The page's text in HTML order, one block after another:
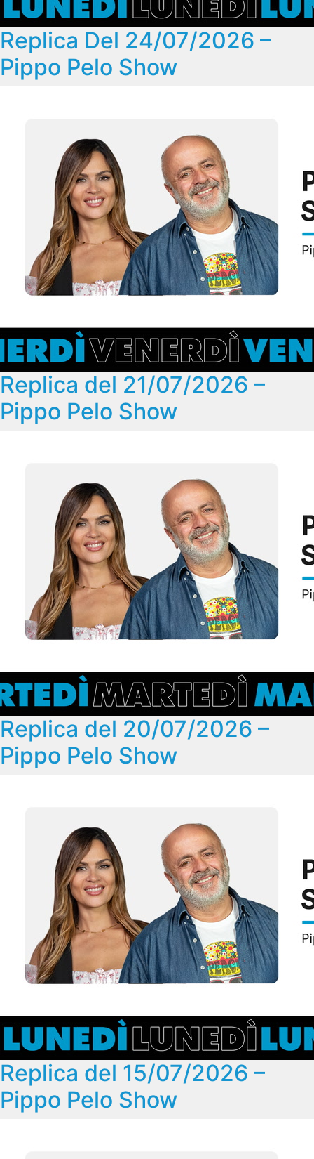
Replica Del 24/07/2026 –
Pippo Pelo Show
Replica del 21/07/2026 –
Pippo Pelo Show
Replica del 20/07/2026 –
Pippo Pelo Show
Replica del 15/07/2026 –
Pippo Pelo Show